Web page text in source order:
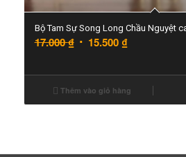
Bộ Tam Sự Song Long Chầu Nguyệt
17.000₫ 15.500 ₫
Thêm vào giỏ hàng